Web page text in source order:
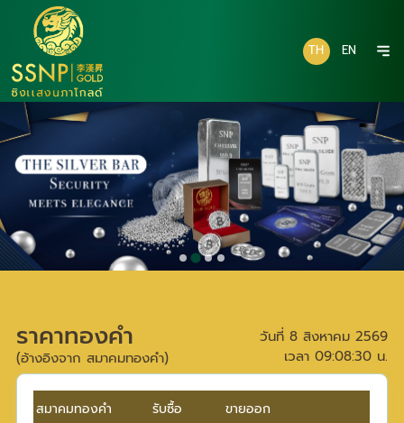
TH EN
ราคาทองคำ
(อ้างอิงจาก สมาคมทองคำ)
วันที่ 8 สิงหาคม 2569
เวลา 09:08:30น.
สมาคมทองคำ รับซื้อ ขายออก